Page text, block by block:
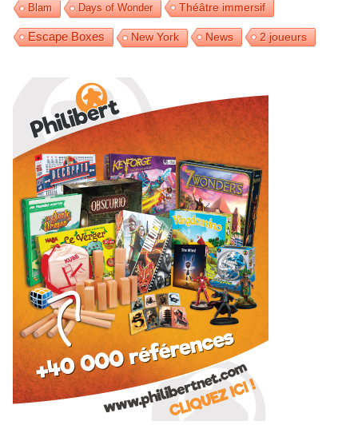
Blam Days of Wonder Théâtre immersif
Escape Boxes New York News 2 joueurs